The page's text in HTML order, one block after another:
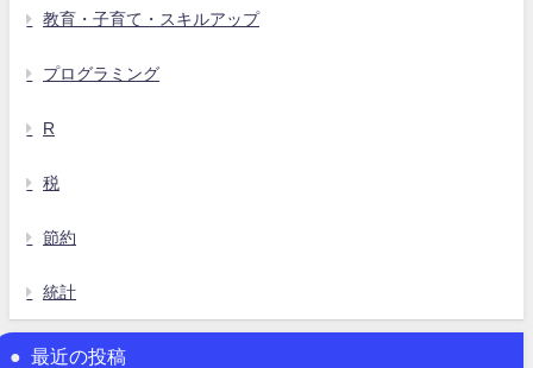
教育・子育て・スキルアップ
プログラミング
R
税
節約
統計
最近の投稿